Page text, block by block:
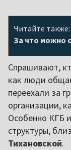
Читайте также:
За что можно
Спрашивают,
как люди
переехали за
организации,
Особенно КГБ
структуры,
Тихановской.